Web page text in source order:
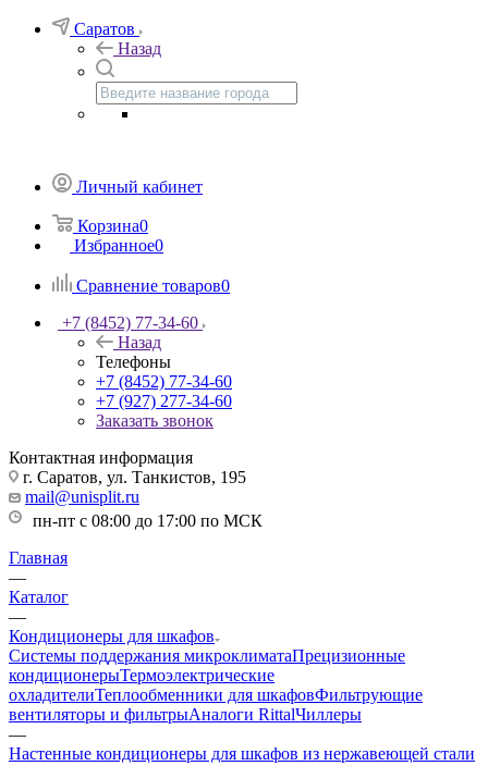
Саратов
Назад
Личный кабинет
Корзина0
Избранное0
Сравнение товаров0
+7 (8452) 77-34-60
Назад
Телефоны
+7 (8452) 77-34-60
+7 (927) 277-34-60
Заказать звонок
Контактная информация
г. Саратов, ул. Танкистов, 195
mail@unisplit.ru
пн-пт с 08:00 до 17:00 по МСК
Главная
—
Каталог
—
Кондиционеры для шкафов
Системы поддержания микроклиматаПрецизионные
кондиционерыТермоэлектрические
охладителиТеплообменники для шкафовФильтрующие
вентиляторы и фильтрыАналоги RittalЧиллеры
—
Настенные кондиционеры для шкафов из нержавеющей стали